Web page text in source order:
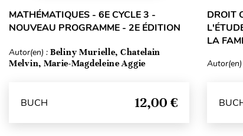
MATHÉMATIQUES - 6E CYCLE 3 -
NOUVEAU PROGRAMME - 2E ÉDITION
Autor(en) : Beliny Murielle, Chatelain
Melvin, Marie-Magdeleine Aggie
BUCH 12,00 €
DROIT
LA